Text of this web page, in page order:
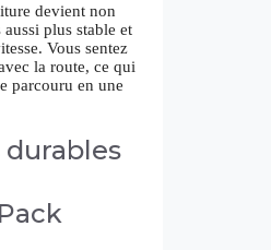
devient non
plus stable et
Vous sentez
la route, ce qui
parcouru en une
durables